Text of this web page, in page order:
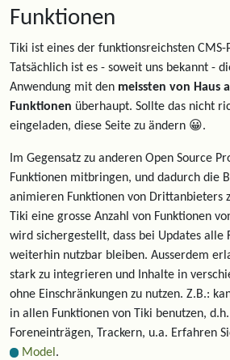
Funktionen
Tiki ist eines der funktionsreichsten
Tatsächlich ist es - soweit uns bekannt -
Anwendung mit den meissten von Haus
Funktionen überhaupt. Sollte das nicht
eingeladen, diese Seite zu ändern 😀.
Im Gegensatz zu anderen Open Source
Funktionen mitbringen, und dadurch die
animieren Funktionen von Drittanbieters
Tiki eine grosse Anzahl von Funktionen
wird sichergestellt, dass bei Updates alle
weiterhin nutzbar bleiben. Ausserdem
stark zu integrieren und Inhalte in
ohne Einschränkungen zu nutzen. Z.B.:
in allen Funktionen von Tiki benutzen,
Foreneinträgen, Trackern, u.a. Erfahren
Model .